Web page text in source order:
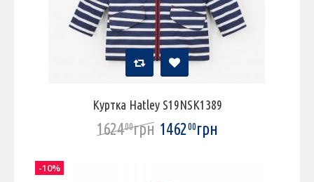
Куртка Hatley S19NSK1389
162400грн 146200грн
-10%